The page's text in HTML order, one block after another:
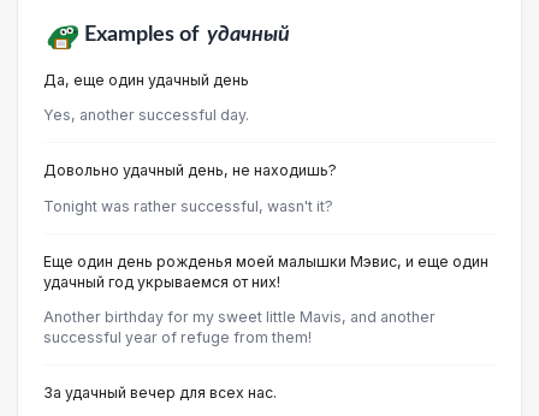
Examples of удачный
Да, еще один удачный день
Yes, another successful day.
Довольно удачный день, не находишь?
Tonight was rather successful, wasn't it?
Еще один день рожденья моей малышки Мэвис, и еще один
удачный год укрываемся от них!
Another birthday for my sweet little Mavis, and another
successful year of refuge from them!
За удачный вечер для всех нас.